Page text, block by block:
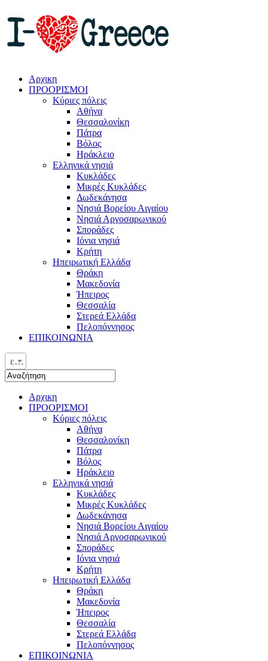
Αρχικη
ΠΡΟΟΡΙΣΜΟΙ
Κύριες πόλεις
Αθήνα
Θεσσαλονίκη
Πάτρα
Βόλος
Ηράκλειο
Ελληνικά νησιά
Κυκλάδες
Μικρές Κυκλάδες
Δωδεκάνησα
Νησιά Βορείου Αιγαίου
Νησιά Αργοσαρωνικού
Σποράδες
Ιόνια νησιά
Κρήτη
Ηπειρωτική Ελλάδα
Θράκη
Μακεδονία
Ήπειρος
Θεσσαλία
Στερεά Ελλάδα
Πελοπόννησος
ΕΠΙΚΟΙΝΩΝΙΑ
ελ
Αρχικη
ΠΡΟΟΡΙΣΜΟΙ
Κύριες πόλεις
Αθήνα
Θεσσαλονίκη
Πάτρα
Βόλος
Ηράκλειο
Ελληνικά νησιά
Κυκλάδες
Μικρές Κυκλάδες
Δωδεκάνησα
Νησιά Βορείου Αιγαίου
Νησιά Αργοσαρωνικού
Σποράδες
Ιόνια νησιά
Κρήτη
Ηπειρωτική Ελλάδα
Θράκη
Μακεδονία
Ήπειρος
Θεσσαλία
Στερεά Ελλάδα
Πελοπόννησος
ΕΠΙΚΟΙΝΩΝΙΑ